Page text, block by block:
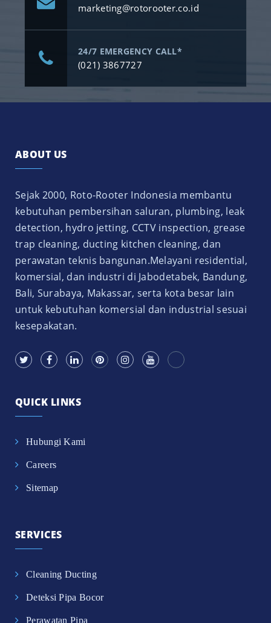
marketing@rotorooter.co.id
24/7 EMERGENCY CALL*
(021) 3867727
ABOUT US
Sejak 2000, Roto-Rooter Indonesia membantu
kebutuhan pembersihan saluran, plumbing, leak
detection, hydro jetting, CCTV inspection, grease
trap cleaning, ducting kitchen cleaning, dan
perawatan teknis bangunan.Melayani residential,
komersial, dan industri di Jabodetabek, Bandung,
Bali, Surabaya, Makassar, serta kota besar lain
untuk kebutuhan komersial dan industrial sesuai
kesepakatan.
QUICK LINKS
Hubungi Kami
Careers
Sitemap
SERVICES
Cleaning Ducting
Deteksi Pipa Bocor
Perawatan Pipa